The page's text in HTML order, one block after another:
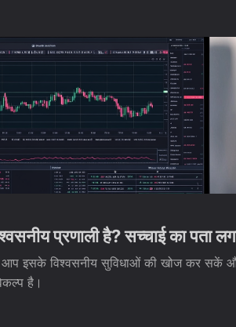
प्रणाली है? सच्चाई का पता
इसके विश्वसनीय सुविधाओं की खोज कर सकें
है।